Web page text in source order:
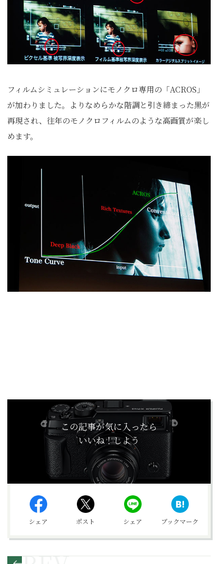
フィルムシミュレーションにモノクロ専用の「ACROS」
が加わりました。よりなめらかな階調と引き締まった黒が
再現され、往年のモノクロフィルムのような高画質が楽し
めます。
この記事が気に入ったら
いいね！しよう
シェア ポスト シェア ブックマーク